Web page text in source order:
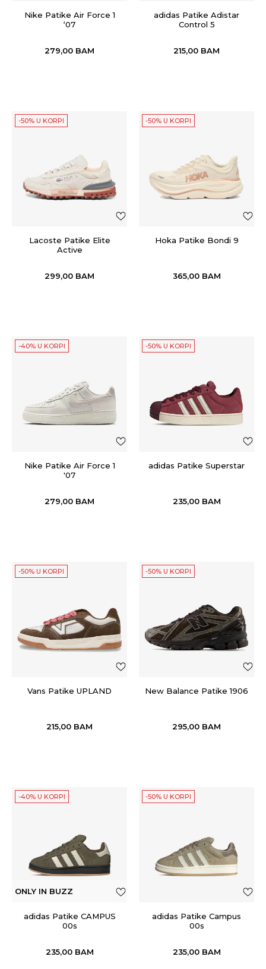
Nike Patike Air Force 1
‘07
279,00 BAM
adidas Patike Adistar
Control 5
215,00 BAM
-50% U KORPI
Lacoste Patike Elite
Active
299,00 BAM
-50% U KORPI
Hoka Patike Bondi 9
365,00 BAM
-40% U KORPI
Nike Patike Air Force 1
'07
279,00 BAM
-50% U KORPI
adidas Patike Superstar
235,00 BAM
-50% U KORPI
Vans Patike UPLAND
215,00 BAM
-50% U KORPI
New Balance Patike 1906
295,00 BAM
-40% U KORPI
ONLY IN BUZZ
adidas Patike CAMPUS
00s
235,00 BAM
-50% U KORPI
adidas Patike Campus
00s
235,00 BAM